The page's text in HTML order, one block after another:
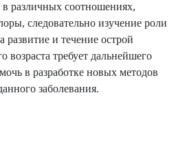
различных соотношениях,
следовательно изучение роли
и течение острой
возраста требует дальнейшего
в разработке новых методов
заболевания.